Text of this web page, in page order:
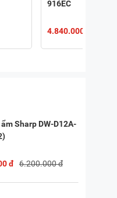
916EC
4.840.000 đ
Sharp DW-D12A-
đ 6.200.000 đ